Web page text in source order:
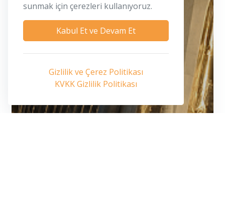
sunmak için çerezleri kullanıyoruz.
Kabul Et ve Devam Et
Gizlilik ve Çerez Politikası
KVKK Gizlilik Politikası